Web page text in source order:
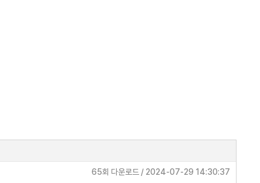
65회 다운로드 / 2024-07-29 14:30:37